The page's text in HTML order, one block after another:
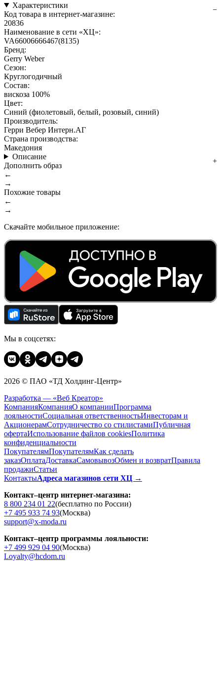
Характеристики
Код товара в интернет-магазине:
20836
Наименование в сети «ХЦ»:
VA66006666467(8135)
Бренд:
Gerry Weber
Сезон:
Круглогодичный
Состав:
вискоза 100%
Цвет:
Синий (фиолетовый, белый, розовый, синий)
Производитель:
Герри Вебер Интерн.АГ
Страна производства:
Македония
Описание
Дополнить образ
←
→
Похожие товары
←
→
Скачайте мобильное приложение:
Мы в соцсетях:
2026 © ПАО «ТД Холдинг-Центр»
Разработка — «Веб Креатор»
КомпанияКомпанияО компанииПрограмма
лояльностиСоциальная ответственностьИнвесторам и
АкционерамСотрудничество со стилистамиПубличная
офертаИспользование файлов cookiesПолитика
конфиденциальности
ПокупателямПокупателямКак сделать
заказОплатаДоставкаCамовывозОбмен и возвратПравила
продажиСтатьи
КонтактыАдреса магазинов сети ХЦ →
Контакт–центр интернет-магазина:
8 800 234 01 22(бесплатно по России)
+7 495 933 74 93(Москва)
support@x-moda.ru
Контакт–центр программы лояльности:
+7 499 929 04 90(Москва)
Loyalty@hcdom.ru